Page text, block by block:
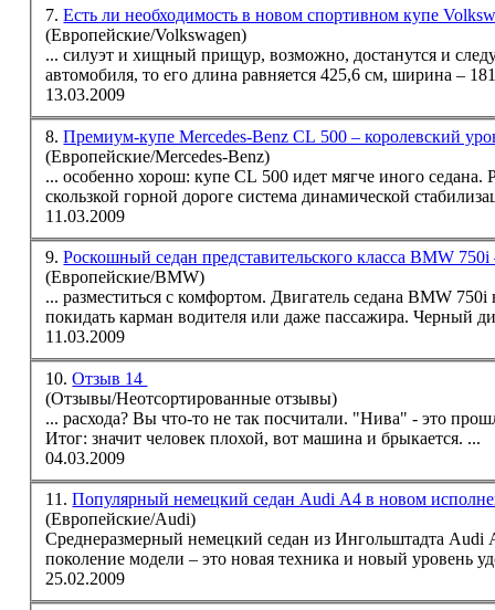
7.Есть ли необходимость в новом спортивном купе
(Европейские/Volkswagen)
... силуэт и хищный прищур, возможно, достанутся и
автомобиля, то его длина равняется 425,6 см, ширина –
13.03.2009
8.Премиум-купе Mercedes-Benz CL 500 – королевский
(Европейские/Mercedes-Benz)
... особенно хорош: купе CL 500 идет мягче иногоседана.
скользкой горной дороге система динамической
11.03.2009
9.Роскошный седан представительского класса BMW
(Европейские/BMW)
... разместиться с комфортом. Двигательседана BMW 750i
покидать карман водителя или даже пассажира. Черный
11.03.2009
10.Отзыв 14
(Отзывы/Неотсортированные отзывы)
... расхода? Вы что-то не так посчитали. "Нива" - это
Итог: значит человек плохой, вот машина и брыкается. ...
04.03.2009
11.Популярный немецкий седан Audi A4 в новом
(Европейские/Audi)
Среднеразмерный немецкийседан из Ингольштадта Audi
поколение модели – это новая техника и новый уровень
25.02.2009